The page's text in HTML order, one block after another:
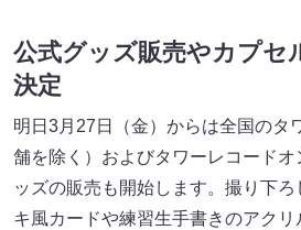
公式グッズ販売やカプセ
決定
明日3月27日（金）からは全国のタ
舗を除く）およびタワーレコード
ッズの販売も開始します。撮り下
キ風カードや練習生手書きのアクリ